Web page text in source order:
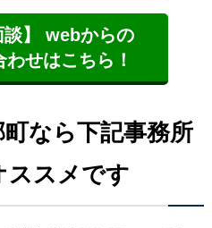
談】 webからの
わせはこちら！
なら下記事務所
ススメです